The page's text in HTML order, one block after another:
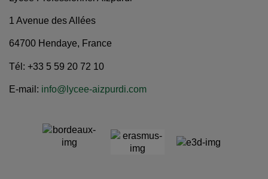
1 Avenue des Allées
64700 Hendaye, France
Tél: +33 5 59 20 72 10
E-mail: info@lycee-aizpurdi.com